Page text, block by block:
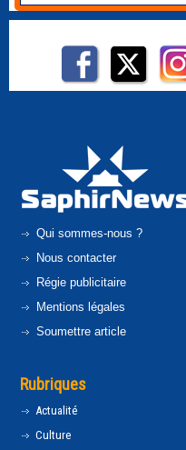
Qui sommes-nous ?
Nous contacter
Régie publicitaire
Mentions légales
Soumettre article
Rubriques
Actualité
Culture